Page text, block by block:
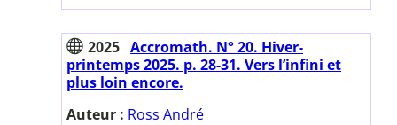
2025 Accromath. N° 20. Hiver-
printemps 2025. p. 28-31. Vers l’infini et
plus loin encore.
Auteur : Ross André